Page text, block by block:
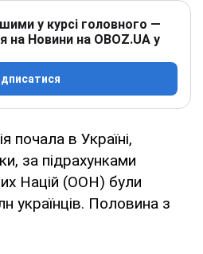
у курсі головного —
на Новини на OBOZ.UA у
почала в Україні,
за підрахунками
Націй (ООН) були
українців. Половина з